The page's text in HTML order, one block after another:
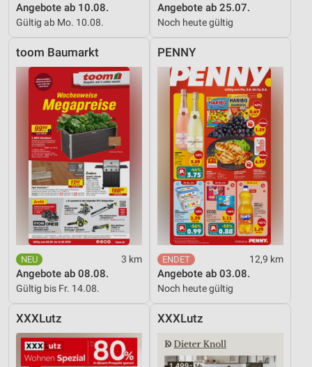
Angebote ab 10.08.
Gültig ab Mo. 10.08.
Angebote ab 25.07.
Noch heute gültig
toom Baumarkt
3 km
Angebote ab 08.08.
Gültig bis Fr. 14.08.
PENNY
12,9 km
Angebote ab 03.08.
Noch heute gültig
XXXLutz XXXLutz